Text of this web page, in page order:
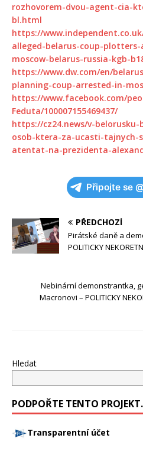
rozhovorem-dvou-agent-cia-
bl.html
https://
alleged-belarus-coup-
moscow-belarus-russia-kgb-
https://www.dw.com/en/
planning-coup-arrested-in-
https://www.facebook.com/
Feduta/100007155469437/
https://cz24.news/v-
osob-ktera-za-ucasti-tajnych-
atentat-na-prezidenta-
Připojte se
PŘEDCHOZÍ
Pirátské daně a
POLITICKY
Nebinární demonstrantka,
Macronovi – POLITICKY
Hledat
PODPOŘTE TENTO
Transparentní účet